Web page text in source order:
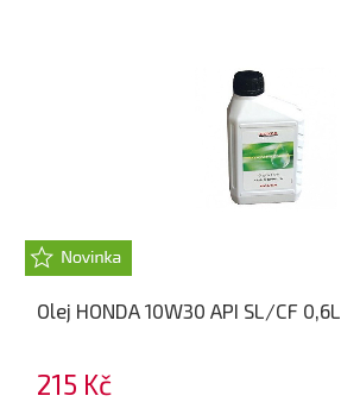
Olej HONDA 10W30 API SL/CF 0,6L
215 Kč